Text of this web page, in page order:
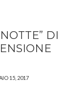
DI
15, 2017